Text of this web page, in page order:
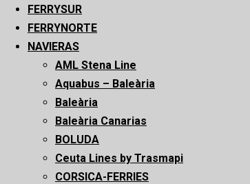
FERRYSUR
FERRYNORTE
NAVIERAS
AML Stena Line
Aquabus – Baleària
Baleària
Baleària Canarias
BOLUDA
Ceuta Lines by Trasmapi
CORSICA-FERRIES